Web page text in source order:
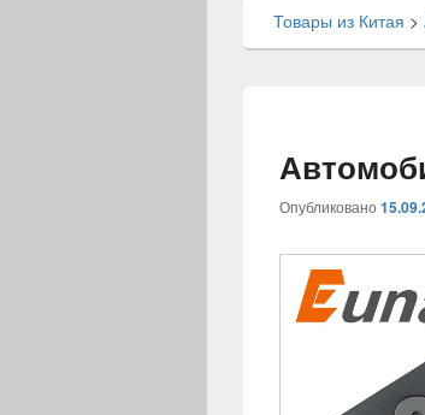
Товары из Китая >
Опубликовано